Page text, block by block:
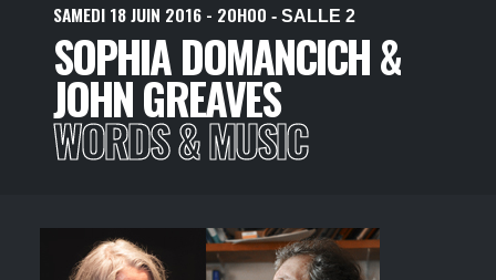
SAMEDI 18JUIN 2016 - 20H00 - SALLE 2
SOPHIA DOMANCICH &
JOHN GREAVES
WORDS & MUSIC